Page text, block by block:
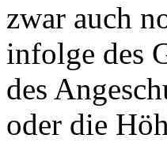
zwar auch
infolge des
des
oder die